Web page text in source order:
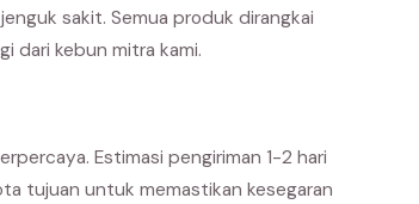
sakit. Semua produk dirangkai
dari kebun mitra kami.
Estimasi pengiriman 1-2 hari
tujuan untuk memastikan kesegaran